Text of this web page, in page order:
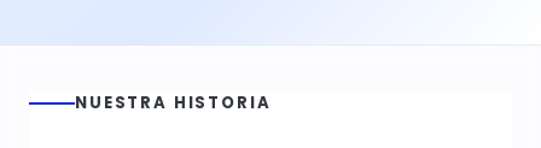
NUESTRA HISTORIA